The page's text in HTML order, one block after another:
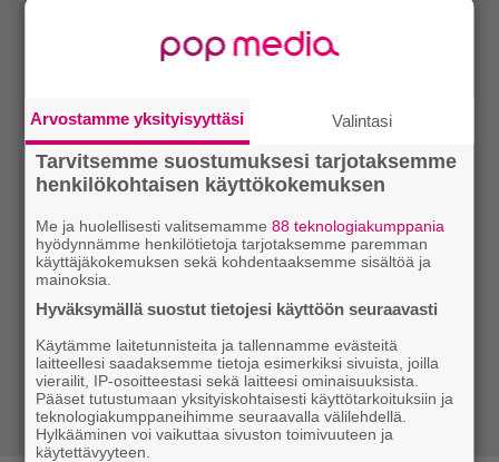
Arvostamme yksityisyyttäsi Valintasi
Tarvitsemme suostumuksesi tarjotaksemme
henkilökohtaisen käyttökokemuksen
Me ja huolellisesti valitsemamme88 teknologiakumppania
hyödynnämme henkilötietoja tarjotaksemme paremman
käyttäjäkokemuksen sekä kohdentaaksemme sisältöä ja
mainoksia.
Hyväksymällä suostut tietojesi käyttöön seuraavasti
Käytämme laitetunnisteita ja tallennamme evästeitä
laitteellesi saadaksemme tietoja esimerkiksi sivuista, joilla
vierailit, IP-osoitteestasi sekä laitteesi ominaisuuksista.
Pääset tutustumaan yksityiskohtaisesti käyttötarkoituksiin ja
teknologiakumppaneihimme seuraavalla välilehdellä.
Hylkääminen voi vaikuttaa sivuston toimivuuteen ja
käytettävyyteen.